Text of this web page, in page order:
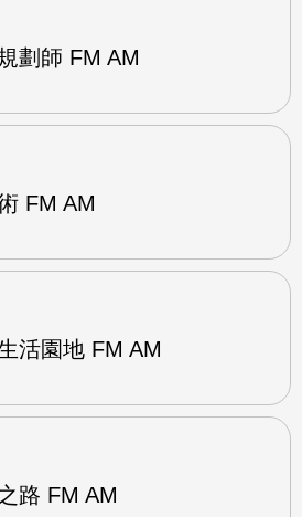
劃師 FM AM
FM AM
活園地 FM AM
路 FM AM